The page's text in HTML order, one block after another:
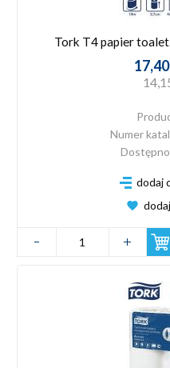
Tork T4 papier
17,40
Numer
dodaj